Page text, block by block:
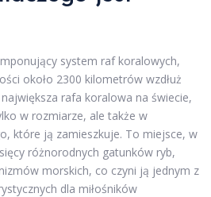
system raf koralowych,
około 2300 kilometrów wzdłuż
rafa koralowa na świecie,
w rozmiarze, ale także w
które ją zamieszkuje. To miejsce, w
różnorodnych gatunków ryb,
morskich, co czyni ją jednym z
dla miłośników